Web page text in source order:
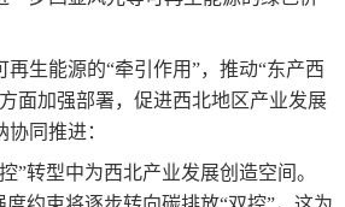
再生能源的“牵引作用”，推动“东产西
面加强部署，促进西北地区产业发展
同推进：
”转型中为西北产业发展创造空间。